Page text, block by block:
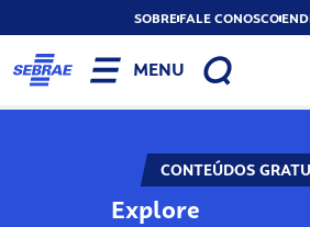
SOBREFALE CONOSCO
MENU
CONTEÚDOS
Explore